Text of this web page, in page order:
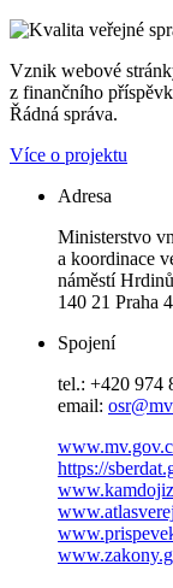
Vznik webové
z finančního
Řádná správa.
Více o projektu
Adresa
Ministerstvo
a koordinace
náměstí
140 21 Praha 4
Spojení
tel.: +420 974
email:
https://